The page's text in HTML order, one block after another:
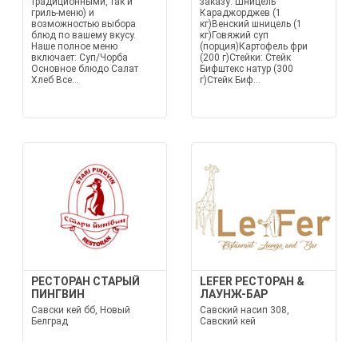
гриль-меню) и
возможностью выбора
блюд по вашему вкусу.
Наше полное меню
включает: Суп/Чорба
Основное блюдо Салат
Хлеб Все...
Караджорджев (1
кг)Венский шницель (1
кг)Говяжий суп
(порция)Картофель фри
(200 г)Стейки: Стейк
Бифштекс натур (300
г)Стейк Биф...
РЕСТОРАН СТАРЫЙ
ПИНГВИН
Савски кей бб, Новый
Белград
LEFER РЕСТОРАН &
ЛАУНЖ-БАР
Савский насип 308,
Савский кей